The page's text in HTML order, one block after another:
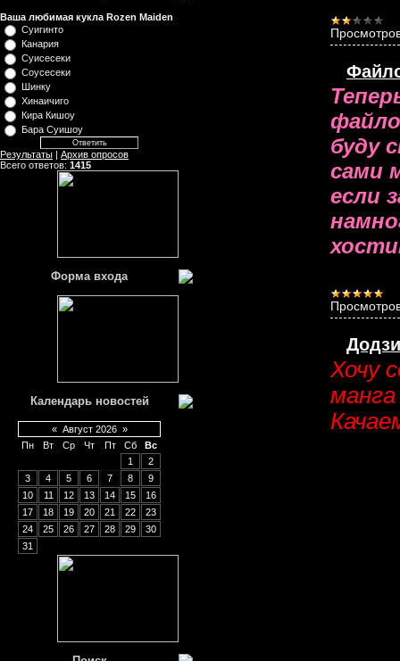
Ваша любимая кукла Rozen Maiden
Суигинто
Канария
Суисесеки
Соусесеки
Шинку
Хинаичиго
Кира Кишоу
Бара Суишоу
Результаты | Архив опросов
Всего ответов: 1415
Форма входа
Календарь новостей
« Август 2026 »
Пн
Вт Ср Чт Пт Сб
Вс
1
2
3
4 5 6 7 8
9
10
11 12 13 14 15
16
17
18 19 20 21 22
23
24
25 26 27 28 29
30
31
буду
сами
если
Хочу